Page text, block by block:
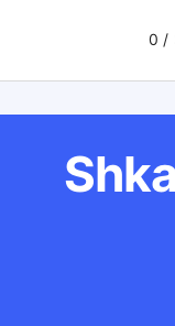
0 /